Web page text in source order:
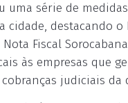
uma série de
cidade, destacando o
Fiscal
às empresas que
judiciais da